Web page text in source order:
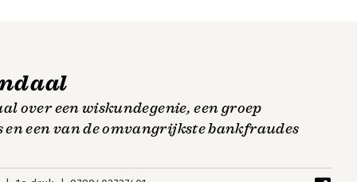
over een wiskundegenie, een groep
een van de omvangrijkste bankfraudes